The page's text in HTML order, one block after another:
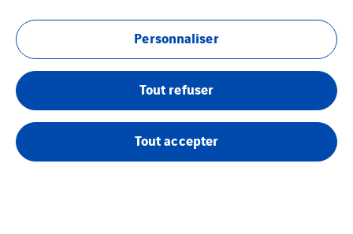
DELAGE SYSTEMES
Personnaliser
Tout refuser
Tout accepter